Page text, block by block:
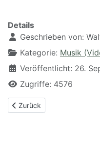
Details
Geschrieben von:
Kategorie: Musik
Veröffentlicht: 26.
Zugriffe: 4576
Vorheriger Beitrag:
Zurück